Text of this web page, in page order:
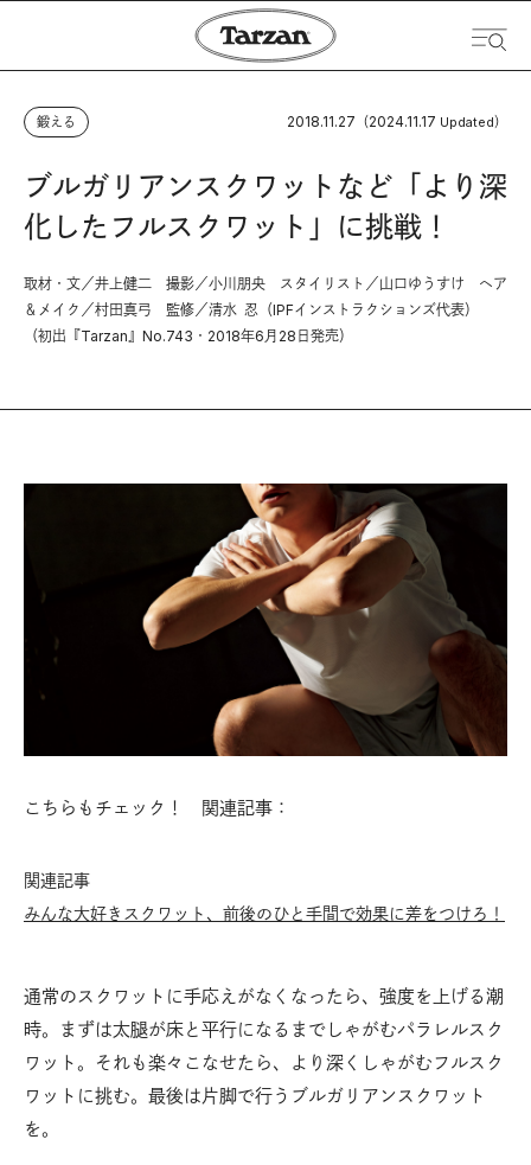
鍛える 2018.11.27 （2024.11.17 Updated）
ブルガリアンスクワットなど「より深
化したフルスクワット」に挑戦！
取材・文／井上健二 撮影／小川朋央 スタイリスト／山口ゆうすけ ヘア
＆メイク／村田真弓 監修／清水 忍（IPFインストラクションズ代表）
（初出『Tarzan』No.743・2018年6月28日発売）
こちらもチェック！ 関連記事：
関連記事
みんな大好きスクワット、前後のひと手間で効果に差をつけろ！
通常のスクワットに手応えがなくなったら、強度を上げる潮
時。まずは太腿が床と平行になるまでしゃがむパラレルスク
ワット。それも楽々こなせたら、より深くしゃがむフルスク
ワットに挑む。最後は片脚で行うブルガリアンスクワット
を。